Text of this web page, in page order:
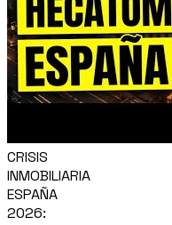
CRISIS
INMOBILIARIA
ESPAÑA
2026: